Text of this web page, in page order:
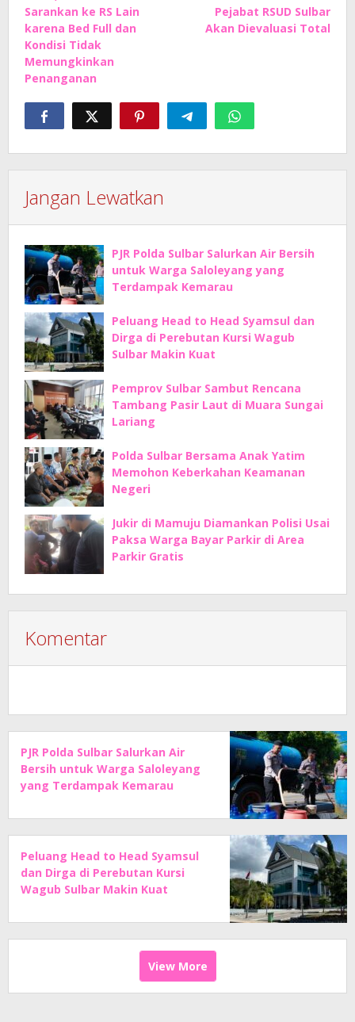
Sarankan ke RS Lain
karena Bed Full dan
Kondisi Tidak
Memungkinkan
Penanganan
Pejabat RSUD Sulbar
Akan Dievaluasi Total
Jangan Lewatkan
PJR Polda Sulbar Salurkan Air Bersih
untuk Warga Saloleyang yang
Terdampak Kemarau
Peluang Head to Head Syamsul dan
Dirga di Perebutan Kursi Wagub
Sulbar Makin Kuat
Pemprov Sulbar Sambut Rencana
Tambang Pasir Laut di Muara Sungai
Lariang
Polda Sulbar Bersama Anak Yatim
Memohon Keberkahan Keamanan
Negeri
Jukir di Mamuju Diamankan Polisi Usai
Paksa Warga Bayar Parkir di Area
Parkir Gratis
Komentar
PJR Polda Sulbar Salurkan Air
Bersih untuk Warga Saloleyang
yang Terdampak Kemarau
Peluang Head to Head Syamsul
dan Dirga di Perebutan Kursi
Wagub Sulbar Makin Kuat
View More